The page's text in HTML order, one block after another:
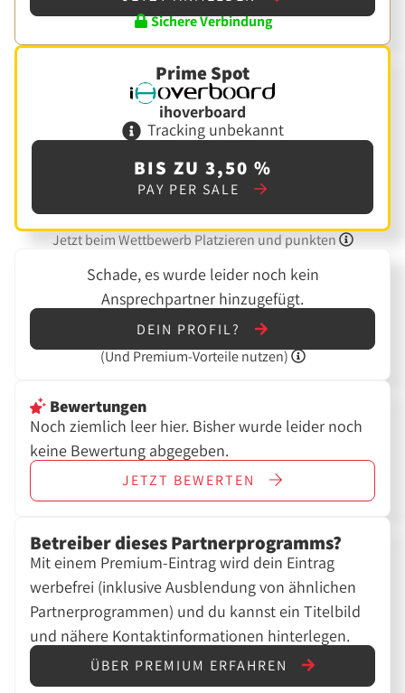
Sichere Verbindung
Prime Spot
ihoverboard
Tracking unbekannt
BIS ZU 3,50 %
PAY PER SALE
Jetzt beim Wettbewerb Platzieren und punkten
Schade, es wurde leider noch kein
Ansprechpartner hinzugefügt.
DEIN PROFIL?
(Und Premium-Vorteile nutzen)
Bewertungen
Noch ziemlich leer hier. Bisher wurde leider noch
keine Bewertung abgegeben.
JETZT BEWERTEN
Betreiber dieses Partnerprogramms?
Mit einem Premium-Eintrag wird dein Eintrag
werbefrei (inklusive Ausblendung von ähnlichen
Partnerprogrammen) und du kannst ein Titelbild
und nähere Kontaktinformationen hinterlegen.
ÜBER PREMIUM ERFAHREN